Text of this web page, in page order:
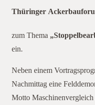
Thüringer
zum Thema
ein.
Neben einem
Nachmittag eine
Motto